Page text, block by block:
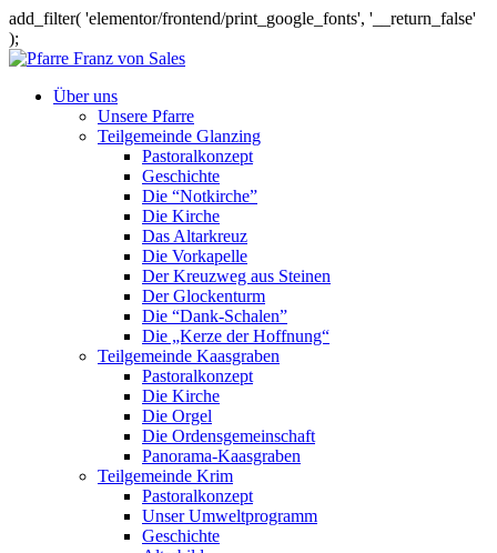
add_filter( 'elementor/frontend/print_google_fonts', '__return_false'
);
Über uns
Unsere Pfarre
Teilgemeinde Glanzing
Pastoralkonzept
Geschichte
Die “Notkirche”
Die Kirche
Das Altarkreuz
Die Vorkapelle
Der Kreuzweg aus Steinen
Der Glockenturm
Die “Dank-Schalen”
Die „Kerze der Hoffnung“
Teilgemeinde Kaasgraben
Pastoralkonzept
Die Kirche
Die Orgel
Die Ordensgemeinschaft
Panorama-Kaasgraben
Teilgemeinde Krim
Pastoralkonzept
Unser Umweltprogramm
Geschichte